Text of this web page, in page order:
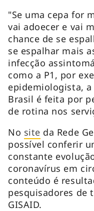
"Se uma cepa for
vai adoecer e vai
chance de se
se espalhar mais
infecção
como a P1, por
epidemiologista, a
Brasil é feita por
de rotina nos
No site da Rede
possível conferir
constante
coronavírus em
conteúdo é
pesquisadores de
GISAID.